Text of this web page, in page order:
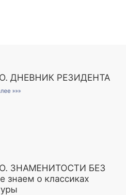
ДНЕВНИК РЕЗИДЕНТА
»»»
ЗНАМЕНИТОСТИ БЕЗ
о классиках